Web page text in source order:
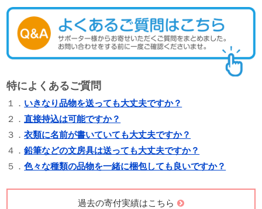
特によくあるご質問
１． いきなり品物を送っても大丈夫ですか？
２．直接持込は可能ですか？
３．衣類に名前が書いていても大丈夫ですか？
４．鉛筆などの文房具は送っても大丈夫ですか？
５．色々な種類の品物を一緒に梱包しても良いですか？
過去の寄付実績はこちら